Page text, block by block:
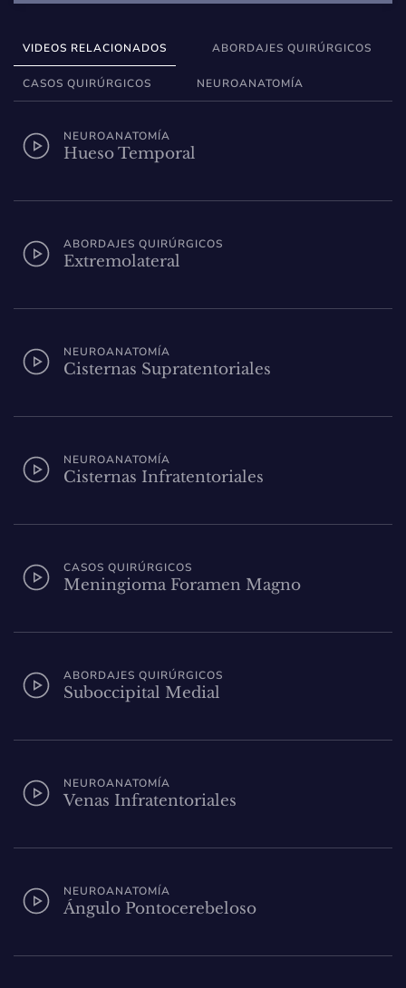
VIDEOS RELACIONADOS ABORDAJES QUIRÚRGICOS
CASOS QUIRÚRGICOS NEUROANATOMÍA
NEUROANATOMÍA
Hueso Temporal
ABORDAJES QUIRÚRGICOS
Extremolateral
NEUROANATOMÍA
Cisternas Supratentoriales
NEUROANATOMÍA
Cisternas Infratentoriales
CASOS QUIRÚRGICOS
Meningioma Foramen Magno
ABORDAJES QUIRÚRGICOS
Suboccipital Medial
NEUROANATOMÍA
Venas Infratentoriales
NEUROANATOMÍA
Ángulo Pontocerebeloso